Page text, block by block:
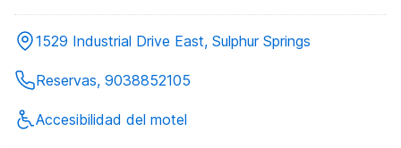
1529 Industrial Drive East, Sulphur Springs
Reservas, 9038852105
Accesibilidad del motel